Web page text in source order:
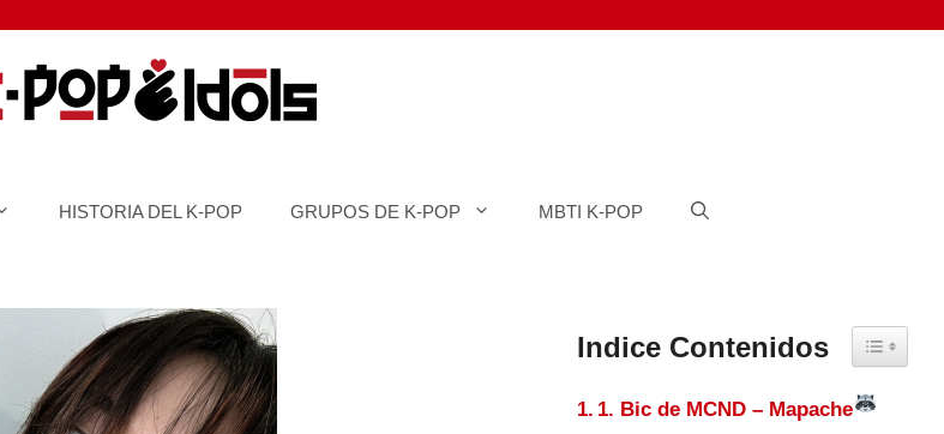
HISTORIA DEL K-POP GRUPOS DE K-POP MBTI K-POP
Indice Contenidos Toggle
1. Bic de MCND – Mapache